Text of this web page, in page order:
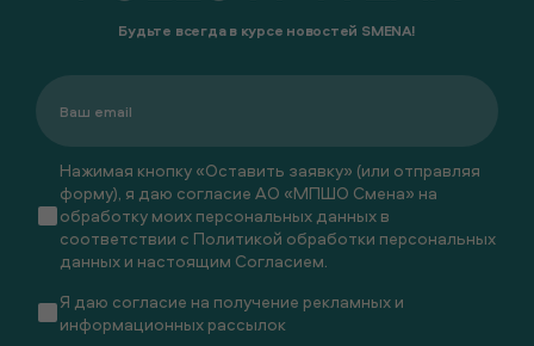
Будьте всегда в курсе новостей SMENA!
Нажимая кнопку «Оставить заявку» (или отправляя
форму), я даю согласие АО «МПШО Смена» на
обработку моих персональных данных в
соответствии с Политикой обработки персональных
данных и настоящим Согласием.
Я даю согласие на получение рекламных и
информационных рассылок